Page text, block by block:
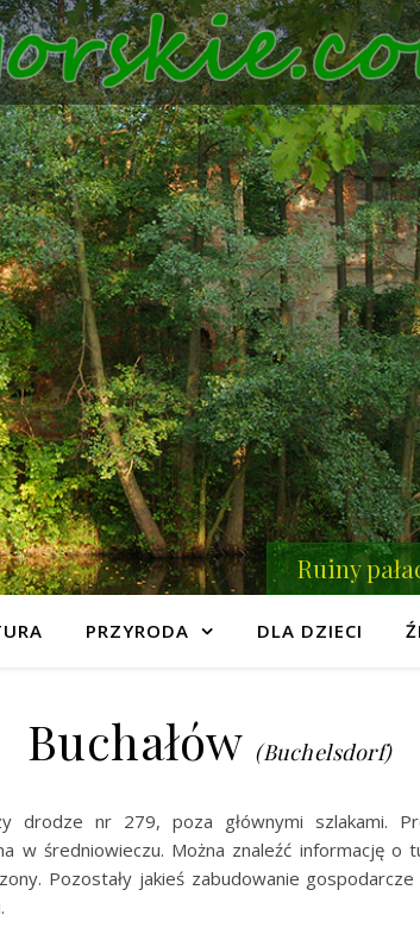
Ruiny
PRZYRODA DLA DZIECI
Buchałów (Buchelsdorf)
drodze nr 279, poza głównymi szlakami.
w średniowieczu. Można znaleźć informację o
Pozostały jakieś zabudowanie